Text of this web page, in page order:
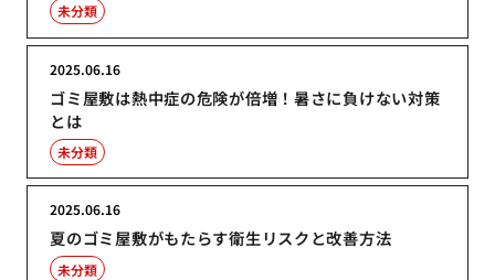
未分類
ゴミ屋敷は熱中症の危険が倍増！暑さに負けない対策
とは
2025.06.16
未分類
夏のゴミ屋敷がもたらす衛生リスクと改善方法
2025.06.16
未分類